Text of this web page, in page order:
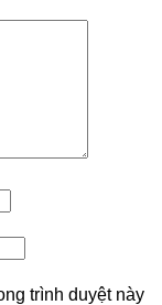
trình duyệt này